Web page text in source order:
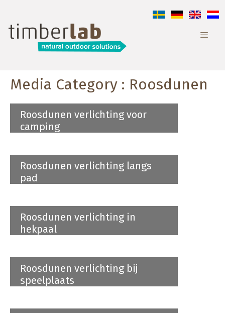
contenu
Media Category : Roosdunen
Roosdunen verlichting voor
camping
Roosdunen verlichting langs
pad
Roosdunen verlichting in
hekpaal
Roosdunen verlichting bij
speelplaats